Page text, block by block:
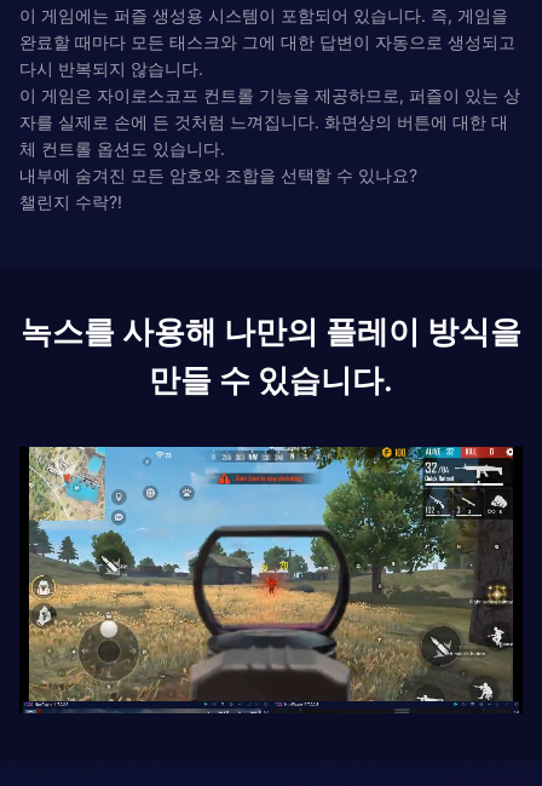
이 게임에는 퍼즐 생성용 시스템이 포함되어 있습니다. 즉, 게임을
완료할 때마다 모든 태스크와 그에 대한 답변이 자동으로 생성되고
다시 반복되지 않습니다.
이 게임은 자이로스코프 컨트롤 기능을 제공하므로, 퍼즐이 있는 상
자를 실제로 손에 든 것처럼 느껴집니다. 화면상의 버튼에 대한 대
체 컨트롤 옵션도 있습니다.
내부에 숨겨진 모든 암호와 조합을 선택할 수 있나요?
챌린지 수락?!
녹스를 사용해 나만의 플레이 방식을
만들 수 있습니다.